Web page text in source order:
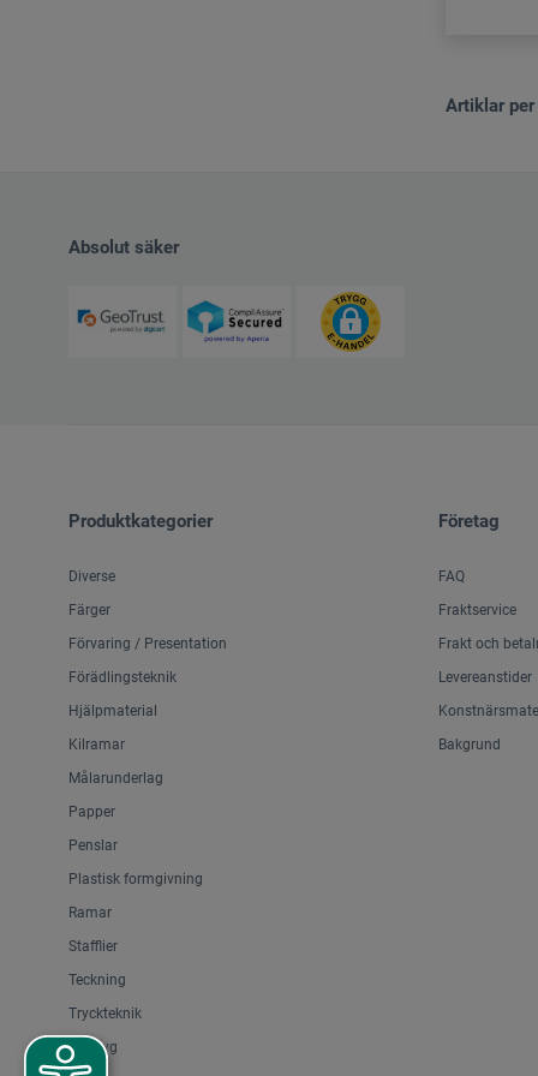
Artiklar per
Absolut säker
Produktkategorier
Diverse
Färger
Förvaring / Presentation
Förädlingsteknik
Hjälpmaterial
Kilramar
Målarunderlag
Papper
Penslar
Plastisk formgivning
Ramar
Stafflier
Teckning
Tryckteknik
Verktyg
Företag
FAQ
Fraktservice
Frakt och
Levereanstider
Bakgrund